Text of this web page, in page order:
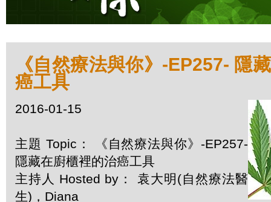
《自然療法與你》-EP257- 隱
癌工具
2016-01-15
主題 Topic： 《自然療法與你》-EP257-
隱藏在廚櫃裡的治癌工具
主持人 Hosted by： 袁大明(自然療法醫
生)，Diana